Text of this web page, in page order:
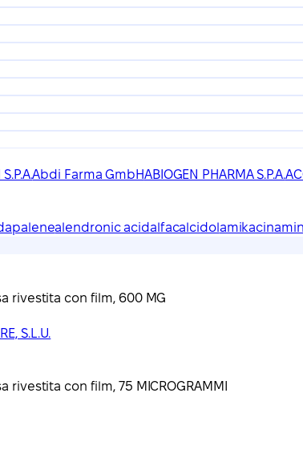
Abdi Farma GmbHABIOGEN PHARMA S.P.A.
alendronic acidalfacalcidolamikacin
rivestita con film, 600 MG
S.L.U.
rivestita con film, 75 MICROGRAMMI